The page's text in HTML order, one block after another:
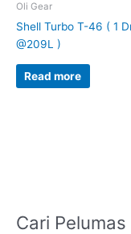
Oli Gear
Shell Turbo T-46 ( 1
@209L )
Read more
Cari Pelumas